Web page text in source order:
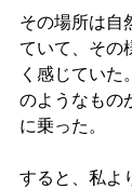
その場所は自
ていて、その
く感じていた
のようなもの
に乗った。
すると、私よ